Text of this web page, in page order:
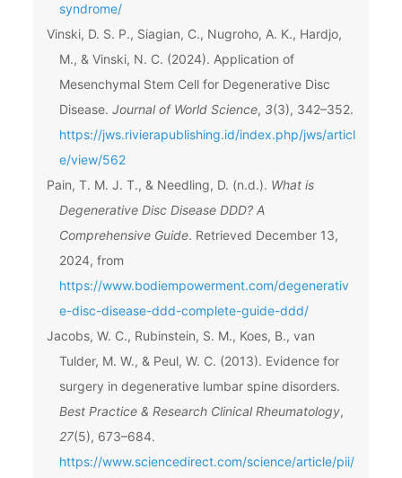
syndrome/
Vinski, D. S. P., Siagian, C., Nugroho, A. K., Hardjo,
M., & Vinski, N. C. (2024). Application of
Mesenchymal Stem Cell for Degenerative Disc
Disease. Journal of World Science, 3(3), 342–352.
https://jws.rivierapublishing.id/index.php/jws/articl
e/view/562
Pain, T. M. J. T., & Needling, D. (n.d.). What is
Degenerative Disc Disease DDD? A
Comprehensive Guide. Retrieved December 13,
2024, from
https://www.bodiempowerment.com/degenerativ
e-disc-disease-ddd-complete-guide-ddd/
Jacobs, W. C., Rubinstein, S. M., Koes, B., van
Tulder, M. W., & Peul, W. C. (2013). Evidence for
surgery in degenerative lumbar spine disorders.
Best Practice & Research Clinical Rheumatology,
27(5), 673–684.
https://www.sciencedirect.com/science/article/pii/